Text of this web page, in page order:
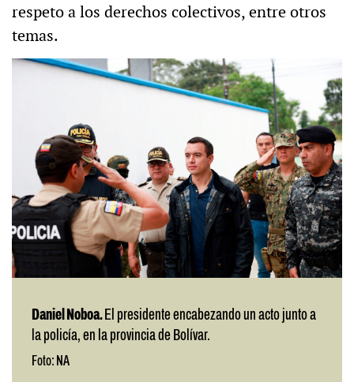
respeto a los derechos colectivos, entre otros
temas.
Daniel Noboa. El presidente encabezando un acto junto a
la policía, en la provincia de Bolívar.
Foto: NA